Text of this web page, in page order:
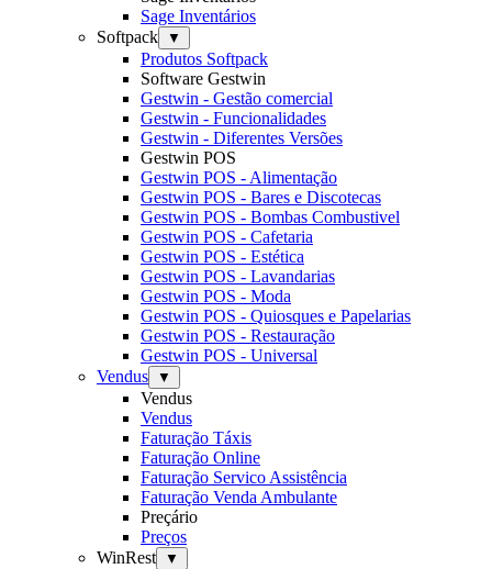
Sage Inventários
Softpack
▼
Produtos Softpack
Software Gestwin
Gestwin - Gestão comercial
Gestwin - Funcionalidades
Gestwin - Diferentes Versões
Gestwin POS
Gestwin POS - Alimentação
Gestwin POS - Bares e Discotecas
Gestwin POS - Bombas Combustivel
Gestwin POS - Cafetaria
Gestwin POS - Estética
Gestwin POS - Lavandarias
Gestwin POS - Moda
Gestwin POS - Quiosques e Papelarias
Gestwin POS - Restauração
Gestwin POS - Universal
Vendus
▼
Vendus
Vendus
Faturação Táxis
Faturação Online
Faturação Servico Assistência
Faturação Venda Ambulante
Preçário
Preços
WinRest
▼